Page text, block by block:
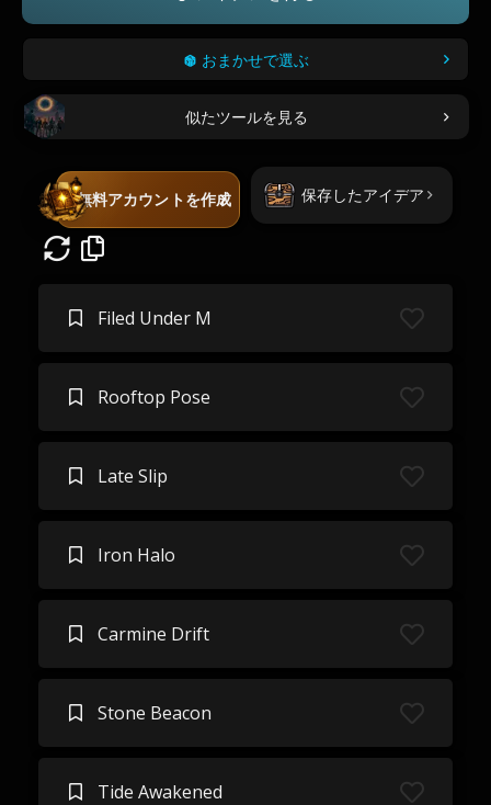
おまかせで選ぶ
似たツールを見る
無料アカウントを作成 保存したアイデア
Filed Under M
Rooftop Pose
Late Slip
Iron Halo
Carmine Drift
Stone Beacon
Tide Awakened